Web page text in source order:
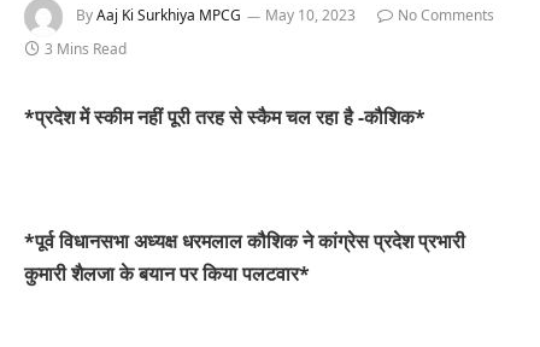
ByAaj Ki Surkhiya MPCG May 10, 2023
No Comments
3 Mins Read
*प्रदेश में स्कीम नहीं पूरी तरह से स्कैम चल रहा है -कौशिक*
*पूर्व विधानसभा अध्यक्ष धरमलाल कौशिक ने कांग्रेस प्रदेश प्रभारी
कुमारी शैलजा के बयान पर किया पलटवार*